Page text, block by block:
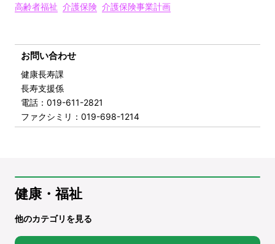
高齢者福祉 介護保険 介護保険事業計画
お問い合わせ
健康長寿課
長寿支援係
電話 ：019-611-2821
ファクシミリ ：019-698-1214
健康・福祉
他のカテゴリを見る